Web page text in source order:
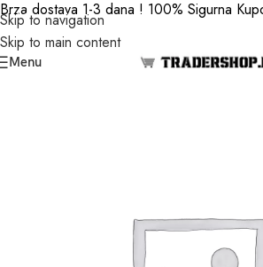
Skip to navigation
Skip to main content
Brza dostava 1-3 dana ! 100% Sigurna
Menu